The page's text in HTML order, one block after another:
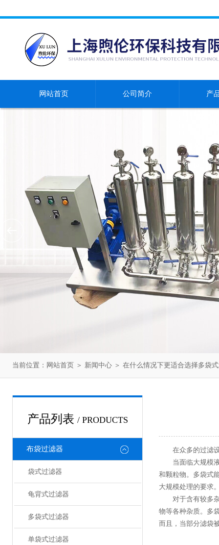
网站首页 公司简介 产
当前位置： 网站首页 ＞ 新闻中心 ＞ 在什么情况下更适合选择多袋
产品列表 / PRODUCTS
布袋过滤器
袋式过滤器
龟背式过滤器
多袋式过滤器
单袋式过滤器
在众多的过滤
当面临大规模液
和颗粒物。多袋式
大规模处理的要求
对于含有较多杂
物等各种杂质。多
而且，当部分滤袋